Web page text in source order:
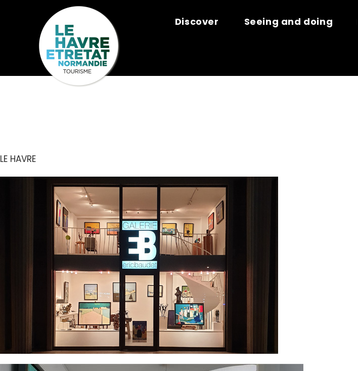
Discover Seeing and doing
GALERIE ERIC BAUDET
LE HAVRE
Cookies management panel